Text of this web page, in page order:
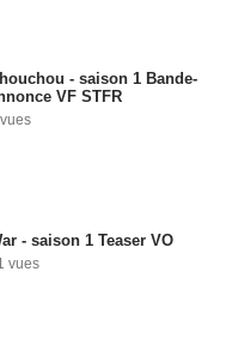
- saison 1 Bande-
VF STFR
- saison 1 Teaser VO
vues